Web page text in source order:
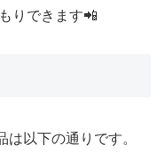
りできます📲
以下の通りです。